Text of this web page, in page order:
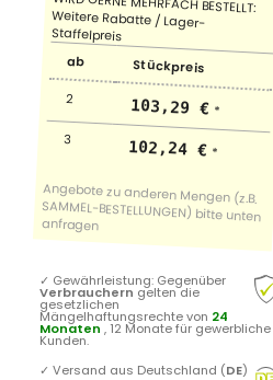
ab Stückpreis
2 103,29 € *
3 102,24 € *
✓ Gewährleistung: Gegenüber
Verbrauchern gelten die
gesetzlichen
Mängelhaftungsrechte von 24
Monaten , 12 Monate für gewerbliche
Kunden.
✓ Versand aus Deutschland (DE)